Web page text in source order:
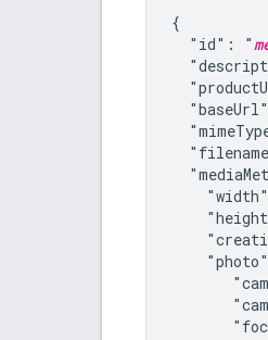
{
  "id": "